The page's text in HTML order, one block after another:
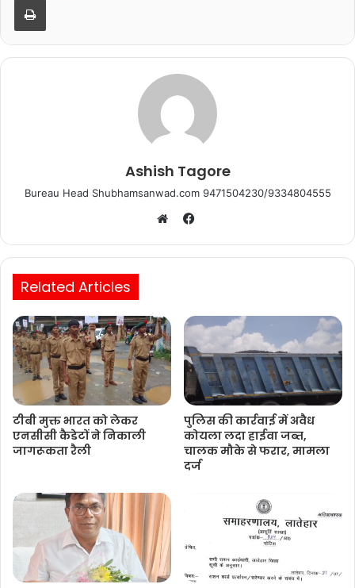
o
o
p
Ashish Tagore
Bureau Head Shubhamsanwad.com 9471504230/9334804555
Facebook
Related Articles
टीबी मुक्त भारत को लेकर
एनसीसी कैडेटों ने निकाली
जागरूकता रैली
पुलिस की कार्रवाई में अवैध
कोयला लदा हाईवा जब्त,
चालक मौके से फरार, मामला
दर्ज